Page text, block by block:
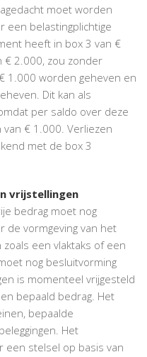
moet worden
een belastingplichtige
heeft in box 3 van €
€ 2.000, zou zonder
1.000 worden geheven en
Dit kan als
per saldo over deze
€ 1.000. Verliezen
met de box 3
vrijstellingen
bedrag moet nog
de vormgeving van het
een vlaktaks of een
nog besluitvorming
is momenteel vrijgesteld
bepaald bedrag. Het
bepaalde
Het
een stelsel op basis van